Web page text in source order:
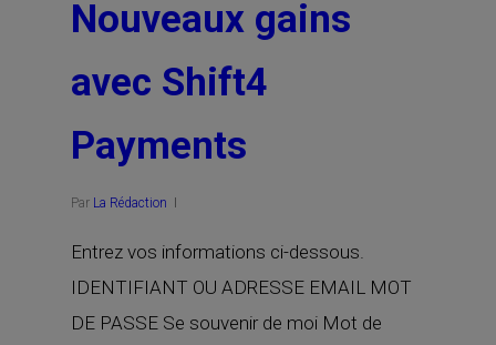
Nouveaux gains
avec Shift4
Payments
Par La Rédaction
Entrez vos informations ci-dessous.
IDENTIFIANT OU ADRESSE EMAIL MOT
DE PASSE Se souvenir de moi Mot de